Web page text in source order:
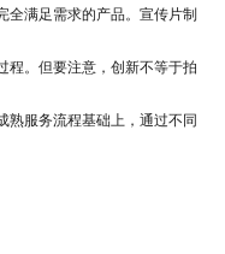
全满足需求的产品。 宣传片制
程。但要注意，创新不等于拍
熟服务流程基础上，通过不同